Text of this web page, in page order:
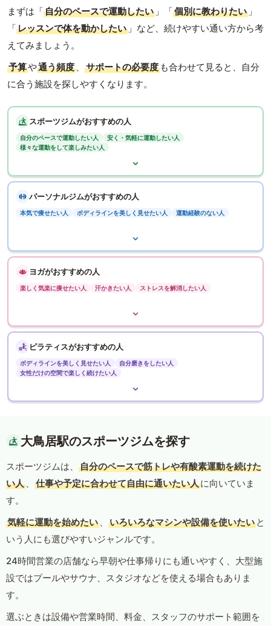
まずは「自分のペースで運動したい 」「個別に教わりたい 」
「レッスンで体を動かしたい 」など、続けやすい通い方から考
えてみましょう。
予算や通う頻度 、 サポートの必要度 も合わせて見ると、自分
に合う施設を探しやすくなります。
スポーツジムがおすすめの人
自分のペースで運動したい人
安く・気軽に運動したい人
様々な運動をして楽しみたい人
パーソナルジムがおすすめの人
本気で痩せたい人 ボディラインを美しく見せたい人 運動経験のない人
ヨガがおすすめの人
楽しく気楽に痩せたい人 汗かきたい人 ストレスを解消したい人
ピラティスがおすすめの人
ボディラインを美しく見せたい人
自分磨きをしたい人
女性だけの空間で楽しく続けたい人
大鳥居駅のスポーツジムを探す
スポーツジムは、
自分のペースで筋トレや有酸素運動を続けた
い人 、 仕事や予定に合わせて自由に通いたい人に向いていま
す。
気軽に運動を始めたい 、 いろいろなマシンや設備を使いたい と
いう人にも選びやすいジャンルです。
24時間営業の店舗なら早朝や仕事帰りにも通いやすく、大型施
設ではプールやサウナ、スタジオなどを使える場合もありま
す。
選ぶときは設備や営業時間、料金、スタッフのサポート範囲を